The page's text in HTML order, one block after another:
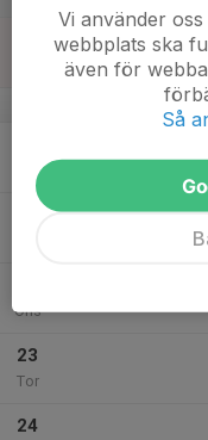
Mån
Ons
23
Tor
24
Vi använder
webbplats ska
även för
Så